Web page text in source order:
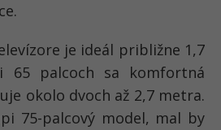
je ideál približne 1,7
65 palcoch sa komfortná
okolo dvoch až 2,7 metra.
75-palcový model, mal by